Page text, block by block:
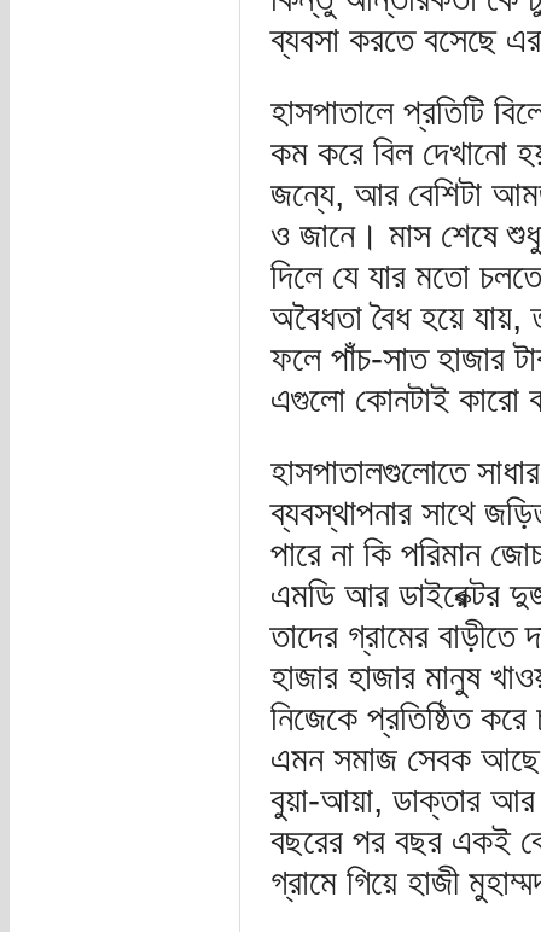
ব্যবসা করতে বসেছে
হাসপাতালে প্রতিটি
কম করে বিল দেখানো
জন্যে, আর বেশিটা
ও জানে। মাস শেষে শুধু
দিলে যে যার মতো
অবৈধতা বৈধ হয়ে
ফলে পাঁচ-সাত হাজার
এগুলো কোনটাই কারো
হাসপাতালগুলোতে
ব্যবস্থাপনার সাথে
পারে না কি পরিমান
এমডি আর ডাইরেক্টর
তাদের গ্রামের
হাজার হাজার মানুষ
নিজেকে প্রতিষ্ঠিত
এমন সমাজ সেবক আছে
বুয়া-আয়া, ডাক্তার আর
বছরের পর বছর একই
গ্রামে গিয়ে হাজী